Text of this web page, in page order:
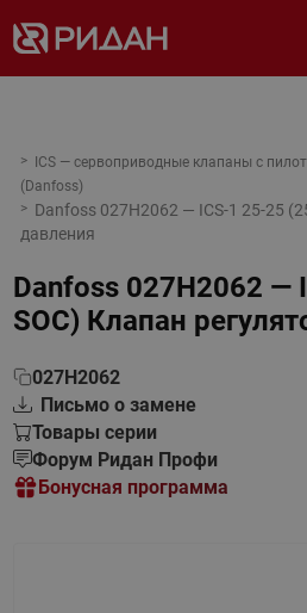
ICS — сервоприводные клапаны с
(Danfoss)
Danfoss 027H2062 — ICS-1 25-25
давления
Danfoss 027H2062 —
SOC) Клапан
027H2062
Письмо о замене
Товары серии
Форум Ридан Профи
Бонусная программа